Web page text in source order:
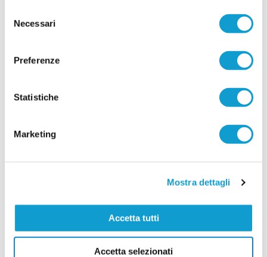
delNecessari
Preferenze
Statistiche
Marketing
Mostra dettagli
Accetta tutti
Accetta selezionati
CASTIGNANO. Per la difesa ecco Nicolò
CASTIGNANO. Dopo aver vissuto alcune
stagioni da protagonista nel campionato di
approda al Castignano il difensore Nicolò Fattori
(foto). Giocatore di indubbie qualità, il classe
2003 può rappresentare davvero un lusso per la
qual
... leggi
10/07/2026
Vai all'edizione provinciale